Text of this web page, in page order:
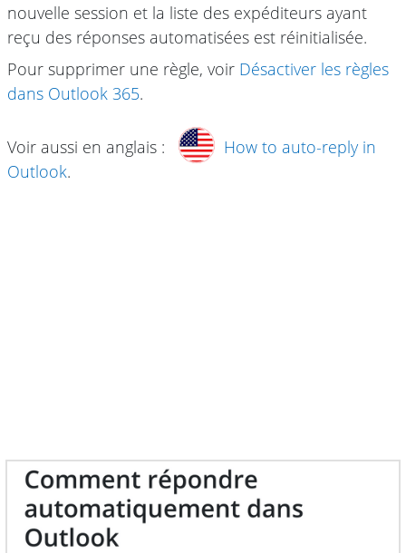
nouvelle session et la liste des expéditeurs ayant
reçu des réponses automatisées est réinitialisée.
Pour supprimer une règle, voir Désactiver les règles
dans Outlook 365.
Voir aussi en anglais :
How to auto-reply in
Outlook.